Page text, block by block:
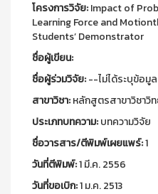
โครงการวิจัย:Impact of
Learning Force and
Students’ Demonstrator
ชื่อผู้เขียน:
ชื่อผู้ร่วมวิจัย:--ไม่ได้ระบุข้อมู
สาขาวิชา:หลักสูตรสาขาวิชาวิ
ประเภทบทความ:บทความวิจัย
ชื่อวารสาร/ตีพิมพ์เผยแพร์:1
วันที่ตีพิมพ์:1 มี.ค. 2556
วันที่ขอเบิก:1 ม.ค. 2513